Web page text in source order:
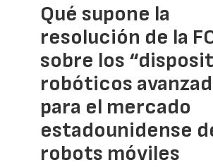
Qué supone la
resolución de la
sobre los
robóticos
para el mercado
estadounidense
robots móviles